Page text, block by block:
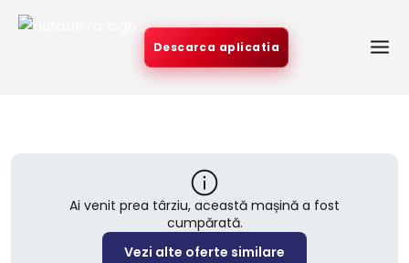
Descarca aplicatia
Ai venit prea târziu, această mașină a fost
cumpărată.
Vezi alte oferte similare